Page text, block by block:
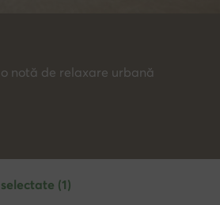
notă de relaxare urbană
(1)